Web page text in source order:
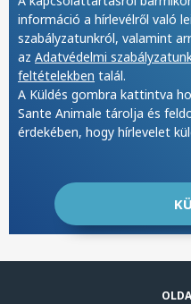
információ a hírlevélről való
szabályzatunkról, valamint
az Adatvédelmi
feltételekben talál.
A Küldés gombra kattintva
Sante Animale tárolja és
érdekében, hogy hírlevelet